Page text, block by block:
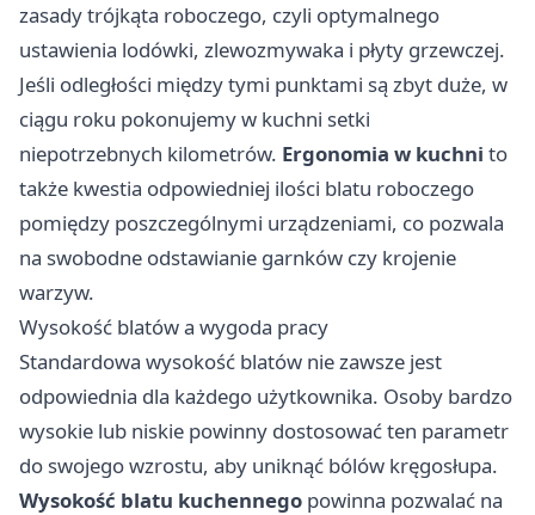
zasady trójkąta roboczego, czyli optymalnego
ustawienia lodówki, zlewozmywaka i płyty grzewczej.
Jeśli odległości między tymi punktami są zbyt duże, w
ciągu roku pokonujemy w kuchni setki
niepotrzebnych kilometrów. Ergonomia w kuchni to
także kwestia odpowiedniej ilości blatu roboczego
pomiędzy poszczególnymi urządzeniami, co pozwala
na swobodne odstawianie garnków czy krojenie
warzyw.
Wysokość blatów a wygoda pracy
Standardowa wysokość blatów nie zawsze jest
odpowiednia dla każdego użytkownika. Osoby bardzo
wysokie lub niskie powinny dostosować ten parametr
do swojego wzrostu, aby uniknąć bólów kręgosłupa.
Wysokość blatu kuchennego powinna pozwalać na